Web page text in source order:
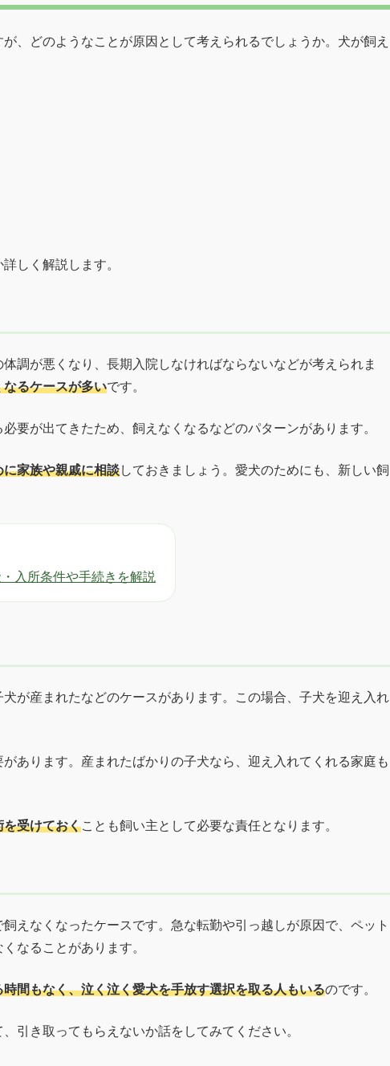
、どのようなことが原因として考えられるでしょうか。犬が飼え
しく解説します。
調が悪くなり、長期入院しなければならないなどが考えられま
るケースが多いです。
要が出てきたため、飼えなくなるなどのパターンがあります。
に家族や親戚に相談しておきましょう。愛犬のためにも、新しい飼
入所条件や手続きを解説
が産まれたなどのケースがあります。この場合、子犬を迎え入れ
あります。産まれたばかりの子犬なら、迎え入れてくれる家庭も
を受けておくことも飼い主として必要な責任となります。
えなくなったケースです。急な転勤や引っ越しが原因で、ペット
なることがあります。
間もなく、泣く泣く愛犬を手放す選択を取る人もいるのです。
引き取ってもらえないか話をしてみてください。